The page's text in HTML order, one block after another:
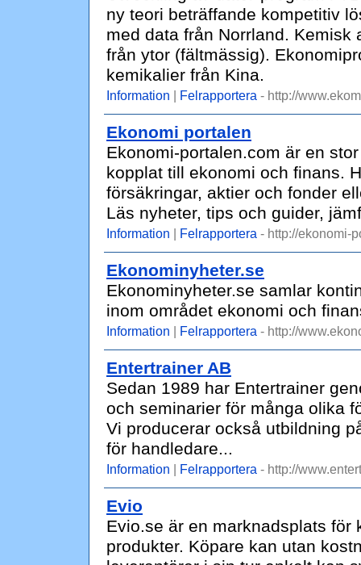
ny teori beträffande kompetitiv
med data från Norrland.
från ytor (fältmässig).
kemikalier från Kina.
Information | Felrapportera - http://
Ekonomi portalen
Ekonomi-portalen.com är en
kopplat till ekonomi och finans.
försäkringar, aktier och fonder
Läs nyheter, tips och guider,
Information | Felrapportera - http://ekonomi-
Ekonominyheter.se
Ekonominyheter.se samlar
inom området ekonomi och
Information | Felrapportera - http://
Entertrainer AB
Sedan 1989 har Entertrainer
och seminarier för många olika
Vi producerar också utbildning
för handledare...
Information | Felrapportera - http://
Evio
Evio.se är en marknadsplats
produkter. Köpare kan utan